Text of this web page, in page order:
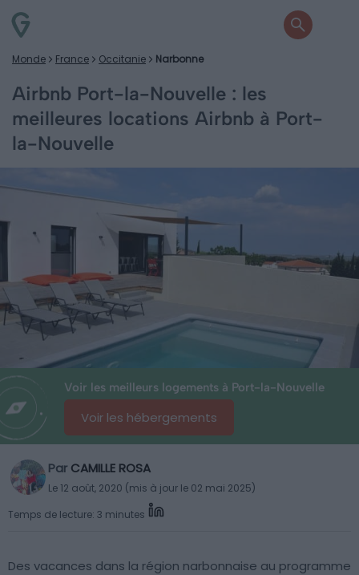
Monde France Occitanie Narbonne
Airbnb Port-la-Nouvelle : les
meilleures locations Airbnb à Port-
la-Nouvelle
Voir les meilleurs logements à Port-la-Nouvelle
Voir les hébergements
Par CAMILLE ROSA
Le 12 août, 2020 (mis à jour le 02 mai 2025)
Temps de lecture: 3 minutes
Des vacances dans la région narbonnaise au programme